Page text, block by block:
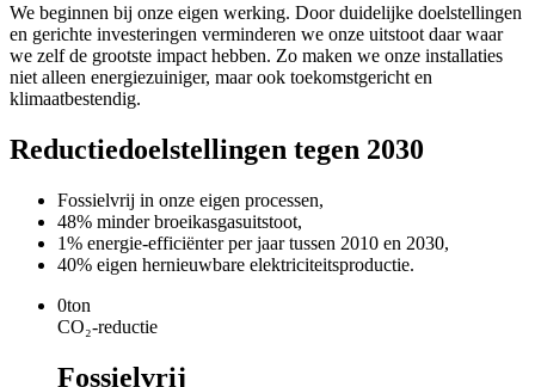
We beginnen bij onze eigen werking. Door duidelijke doelstellingen
en gerichte investeringen verminderen we onze uitstoot daar waar
we zelf de grootste impact hebben. Zo maken we onze installaties
niet alleen energiezuiniger, maar ook toekomstgericht en
klimaatbestendig.
Reductiedoelstellingen tegen 2030
Fossielvrij in onze eigen processen,
48% minder broeikasgasuitstoot,
1% energie-efficiënter per jaar tussen 2010 en 2030,
40% eigen hernieuwbare elektriciteitsproductie.
0ton
CO₂-reductie
Fossielvrij